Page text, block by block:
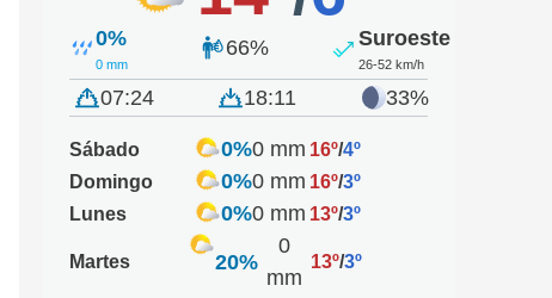
0%
0 mm
66% Suroeste
26-52 km/h
07:24 18:11 33%
Sábado 0%0 mm 16º/4º
Domingo
0%0 mm 16º/3º
Lunes
0%0 mm 13º/3º
Martes 20%
0
mm
13º/3º